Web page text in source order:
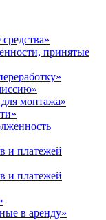
принятые
монтажа»
и платежей
и платежей
в аренду»